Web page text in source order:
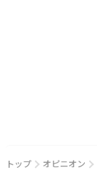
トップ オピニオン